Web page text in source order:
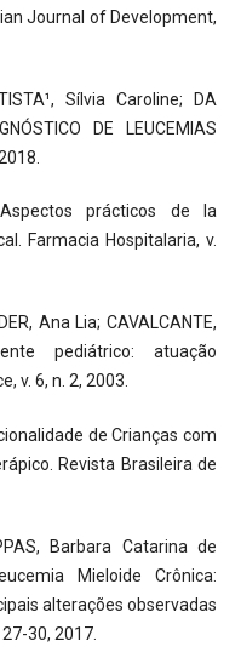
Journal of Development,
Sílvia Caroline; DA
DE LEUCEMIAS
prácticos de la
Farmacia Hospitalaria, v.
Ana Lia; CAVALCANTE,
pediátrico: atuação
v. 6, n. 2, 2003.
de Crianças com
Revista Brasileira de
Barbara Catarina de
Mieloide Crônica:
alterações observadas
30, 2017.